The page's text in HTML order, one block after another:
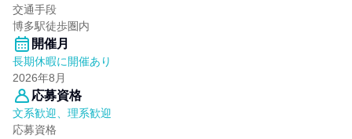
交通手段
博多駅徒歩圏内
開催月
長期休暇に開催あり
2026年8月
応募資格
文系歓迎、理系歓迎
応募資格